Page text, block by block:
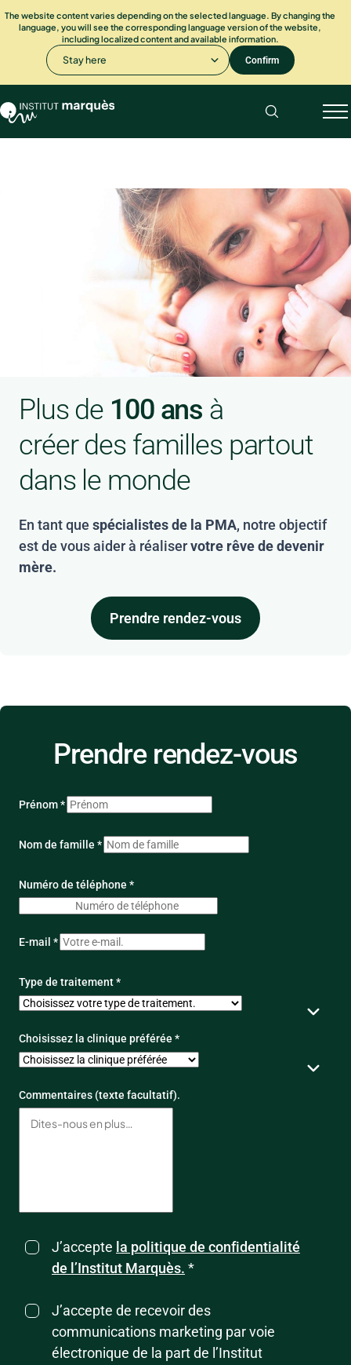
The website content varies depending on the selected language. By changing the
language, you will see the corresponding language version of the website,
including localized content and available information.
Stay here Confirm
Plus de 100 ans à
créer des familles partout
dans le monde
En tant que spécialistes de la PMA, notre objectif
est de vous aider à réaliservotre rêve de devenir
mère.
Prendre rendez-vous
Prendre rendez-vous
Prénom *
Nom de famille *
Numéro de téléphone *
E-mail *
Type de traitement *
Choisissez la clinique préférée *
Commentaires (texte facultatif).
J’accepte la politique de confidentialité
de l’Institut Marquès. *
J’accepte de recevoir des
communications marketing par voie
électronique de la part de l’Institut